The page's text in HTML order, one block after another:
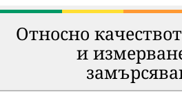
Относно
и